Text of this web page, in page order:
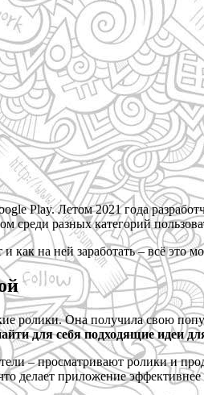
Play. Летом 2021 года
среди разных категорий
как на ней заработать – всё это
ролики. Она получила свою
для себя подходящие идеи
– просматривают ролики и
делает приложение